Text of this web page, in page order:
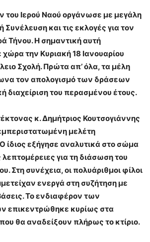
του Ιερού Ναού οργάνωσε με μεγάλη
Συνέλευση και τις εκλογές για τον
Τήνου. Η σημαντική αυτή
την Κυριακή 18 Ιανουαρίου
Σχολή. Πρώτα απ’ όλα, τα μέλη
τον απολογισμό των δράσεων
διαχείριση του περασμένου έτους.
κ. Δημήτριος Κουτσογιάννης
μελέτη
ίδιος εξήγησε αναλυτικά στο σώμα
λεπτομέρειες για τη διάσωση του
Στη συνέχεια, οι πολυάριθμοι φίλοι
ενεργά στη συζήτηση με
Το ενδιαφέρον των
επικεντρώθηκε κυρίως στα
θα αναδείξουν πλήρως το κτίριο.